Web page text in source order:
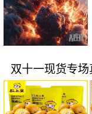
双十一现货专场